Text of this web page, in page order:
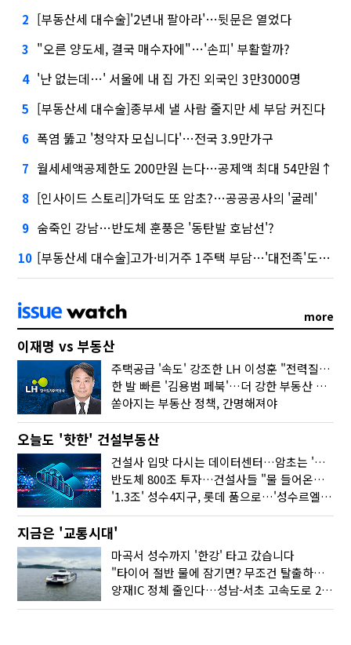
2 [부동산세 대수술]'2년내 팔아라'…뒷문은 열었다
3 "오른 양도세, 결국 매수자에"…'손피' 부활할까?
4 '난 없는데…' 서울에 내 집 가진 외국인 3만3000명
5 [부동산세 대수술]종부세 낼 사람 줄지만 세 부담 커진다
6 폭염 뚫고 '청약자 모십니다'…전국 3.9만가구
7 월세세액공제한도 200만원 는다…공제액 최대 54만원↑
8 [인사이드 스토리]가덕도 또 암초?…공공공사의 '굴레'
9 숨죽인 강남…반도체 훈풍은 '동탄발 호남선'?
10 [부동산세 대수술]고가·비거주 1주택 부담…'대전족'도 불똥
more
이재명 vs 부동산
주택공급 '속도' 강조한 LH 이성훈 "전력질주해야"
한 발 빠른 '김용범 페북'…더 강한 부동산 규제 나오나
쏟아지는 부동산 정책, 간명해져야
오늘도 '핫한' 건설부동산
건설사 입맛 다시는 데이터센터…암초는 '주민 반대'
반도체 800조 투자…건설사들 "물 들어온다!"
'1.3조' 성수4지구, 롯데 품으로…'성수르엘 S70' 거듭
지금은 '교통시대'
마곡서 성수까지 '한강' 타고 갔습니다
"타이어 절반 물에 잠기면? 무조건 탈출하세요"
양재IC 정체 줄인다…성남-서초 고속도로 2029년 착공